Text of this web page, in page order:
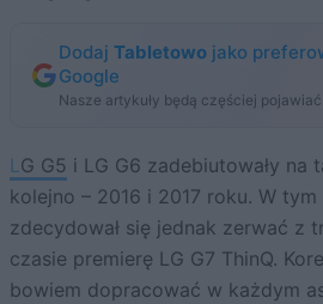
Dodaj Tabletowo jako
Google
Nasze artykuły będą częściej
LG G5 i LG G6 zadebiutowały na
kolejno – 2016 i 2017 roku. W
zdecydował się jednak zerwać z
czasie premierę LG G7 ThinQ.
bowiem dopracować w każdym